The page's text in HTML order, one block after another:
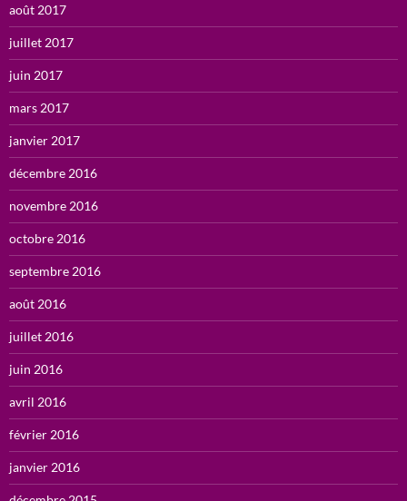
août 2017
juillet 2017
juin 2017
mars 2017
janvier 2017
décembre 2016
novembre 2016
octobre 2016
septembre 2016
août 2016
juillet 2016
juin 2016
avril 2016
février 2016
janvier 2016